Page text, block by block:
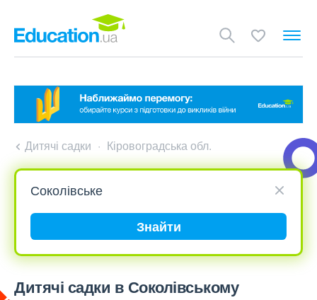
Дитячі садки Кіровоградська обл.
Знайти
Дитячі садки в Соколівському